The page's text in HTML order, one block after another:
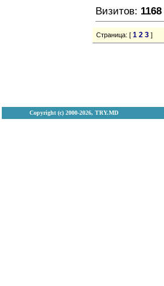
Визитов: 1168
Страница: [ 1 2 3 ]
Copyright (с) 2000-2026, TRY.MD